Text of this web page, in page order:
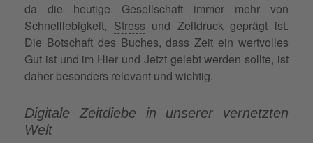
da die heutige Gesellschaft immer mehr von
Schnelllebigkeit, Stress und Zeitdruck geprägt ist.
Die Botschaft des Buches, dass Zeit ein wertvolles
Gut ist und im Hier und Jetzt gelebt werden sollte, ist
daher besonders relevant und wichtig.
Digitale Zeitdiebe in unserer vernetzten
Welt